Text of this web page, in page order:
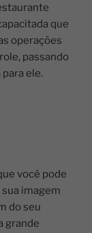
que
operações
passando
ele.
você pode
imagem
do seu
grande